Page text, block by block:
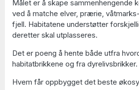
Målet er å skape sammenhengende
ved å matche elver, prærie,
fjell. Habitatene understøtter
deretter skal utplasseres.
Det er poeng å hente både utfra
habitatbrikkene og fra dyrelivsbrikker.
Hvem får oppbygget det beste